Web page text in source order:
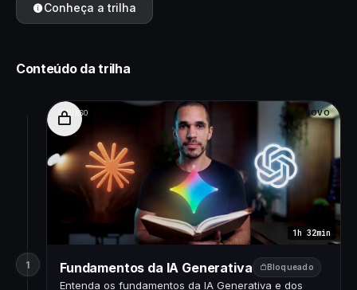
Conheça a trilha
Conteúdo da trilha
1
CURSO NOVO
1h 32min
Fundamentos da IA Generativa Bloqueado
Entenda os fundamentos da IA Generativa e dos